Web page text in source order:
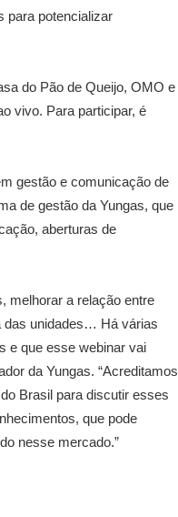
para potencializar
do Pão de Queijo, OMO e
vivo. Para participar, é
gestão e comunicação de
de gestão da Yungas, que
aberturas de
melhorar a relação entre
das unidades… Há várias
e que esse webinar vai
da Yungas. “Acreditamos
Brasil para discutir esses
que pode
nesse mercado.”